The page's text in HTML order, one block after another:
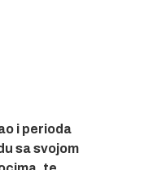
i perioda
sa svojom